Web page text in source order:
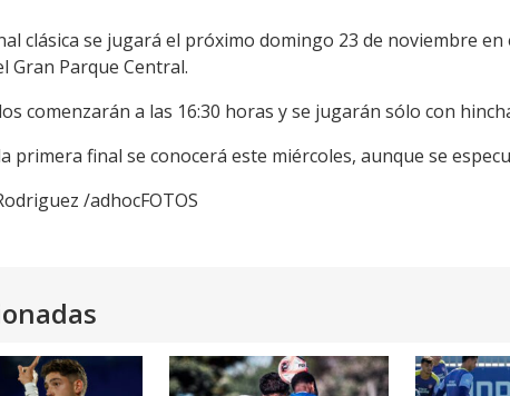
clásica se jugará el próximo domingo 23 de noviembre
Gran Parque Central.
comenzarán a las 16:30 horas y se jugarán sólo con
primera final se conocerá este miércoles, aunque se
/adhocFOTOS